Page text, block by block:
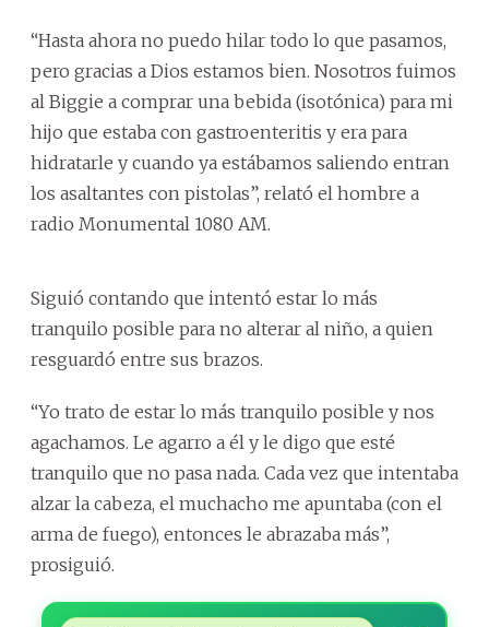
“Hasta ahora no puedo hilar todo lo que pasamos,
pero gracias a Dios estamos bien. Nosotros fuimos
al Biggie a comprar una bebida (isotónica) para mi
hijo que estaba con gastroenteritis y era para
hidratarle y cuando ya estábamos saliendo entran
los asaltantes con pistolas”, relató el hombre a
radio Monumental 1080 AM.
Siguió contando que intentó estar lo más
tranquilo posible para no alterar al niño, a quien
resguardó entre sus brazos.
“Yo trato de estar lo más tranquilo posible y nos
agachamos. Le agarro a él y le digo que esté
tranquilo que no pasa nada. Cada vez que intentaba
alzar la cabeza, el muchacho me apuntaba (con el
arma de fuego), entonces le abrazaba más”,
prosiguió.